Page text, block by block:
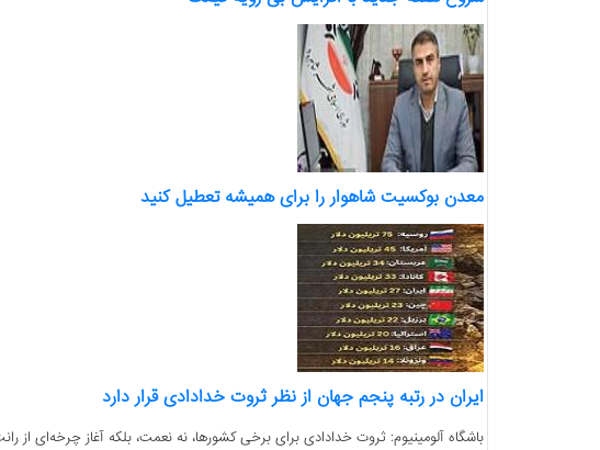
معدن بوکسیت شاهوار را برای همیشه تعطیل کنید
ایران در رتبه پنجم جهان از نظر ثروت خدادادی قرار دارد
باشگاه آلومینیوم: ثروت خدادادی برای برخی کشورها، نه نعمت، بلکه آغاز چرخه‌ای